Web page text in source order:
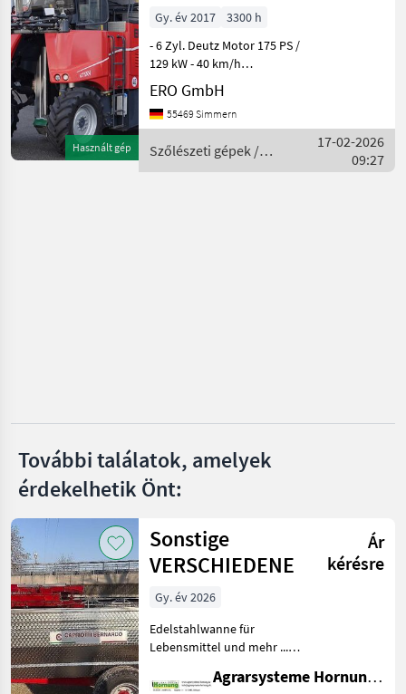
AKTUÁLIS
ÚTVONAL
Mezőgazdasági
gépek/eszközök
Szoleszeti
Gepek
Szolokombajn
New Holland
Mind a 7
MARKETPLACE
Marketplace
Kereskedői
ajánlatok
Visszaállítás
1 eredmény
megjelenítése
Használt gép
Gy. év 2017
3300 h
- 6 Zyl. Deutz Motor 175 PS /
129 kW - 40 km/h
Straßengeschwindigkeit -
Fahrkomfortpaket -
Vierradfußbremse -
Sauggebläse unten elektr. H
ERO GmbH
55469 Simmern
Szőlészeti gépek /
Ero
17-02-2026
09:27
További találatok, amelyek
érdekelhetik Önt:
Sonstige
VERSCHIEDENE
Ár
kérésre
Gy. év 2026
Edelstahlwanne für
Lebensmittel und mehr ...
Tridem Zweiachser mit
Agrarsysteme Hornung GmbH & Co. KG